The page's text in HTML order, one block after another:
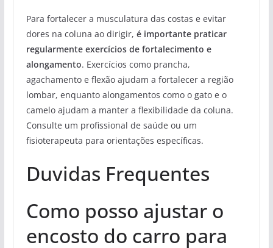
Para fortalecer a musculatura das costas e evitar
dores na coluna ao dirigir, é importante praticar
regularmente exercícios de fortalecimento e
alongamento. Exercícios como prancha,
agachamento e flexão ajudam a fortalecer a região
lombar, enquanto alongamentos como o gato e o
camelo ajudam a manter a flexibilidade da coluna.
Consulte um profissional de saúde ou um
fisioterapeuta para orientações específicas.
Duvidas Frequentes
Como posso ajustar o
encosto do carro para